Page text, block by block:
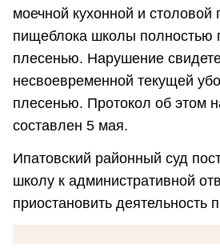
моечной кухонной и столовой
пищеблока школы полностью
плесенью. Нарушение
несвоевременной текущей
плесенью. Протокол об этом
составлен 5 мая.
Ипатовский районный суд
школу к административной
приостановить деятельность